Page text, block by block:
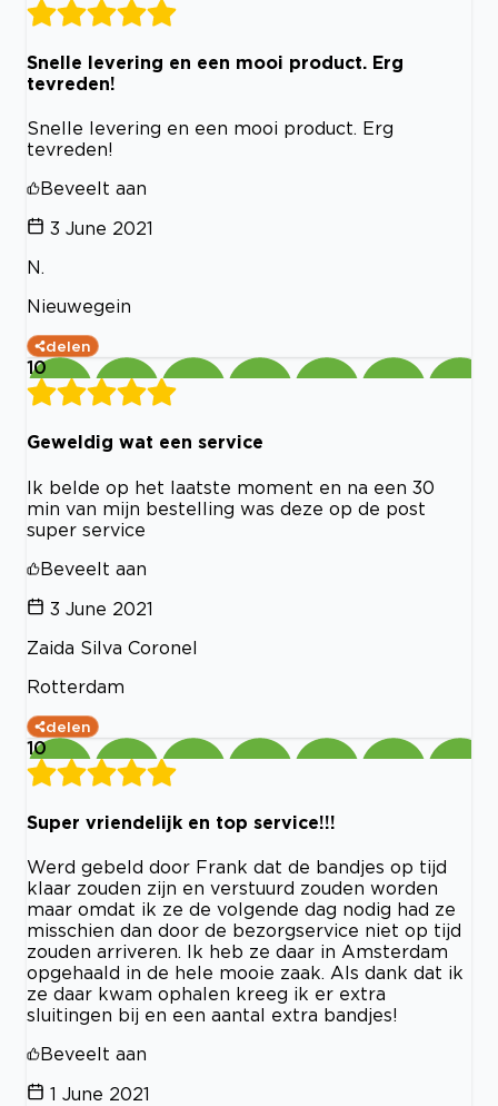
Snelle levering en een mooi product. Erg
tevreden!
Snelle levering en een mooi product. Erg
tevreden!
Beveelt aan
3 June 2021
N.
Nieuwegein
delen
10
Geweldig wat een service
Ik belde op het laatste moment en na een 30
min van mijn bestelling was deze op de post
super service
Beveelt aan
3 June 2021
Zaida Silva Coronel
Rotterdam
delen
10
Super vriendelijk en top service!!!
Werd gebeld door Frank dat de bandjes op tijd
klaar zouden zijn en verstuurd zouden worden
maar omdat ik ze de volgende dag nodig had ze
misschien dan door de bezorgservice niet op tijd
zouden arriveren. Ik heb ze daar in Amsterdam
opgehaald in de hele mooie zaak. Als dank dat ik
ze daar kwam ophalen kreeg ik er extra
sluitingen bij en een aantal extra bandjes!
Beveelt aan
1 June 2021